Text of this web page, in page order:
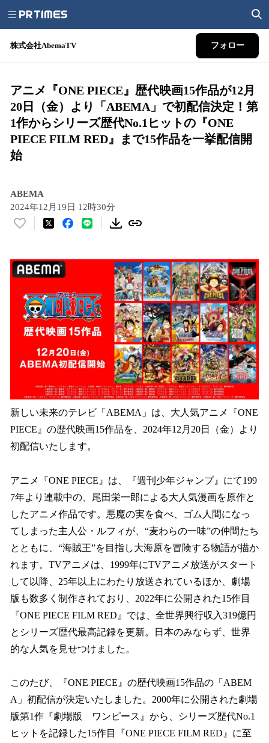
株式会社AbemaTV フォロー
アニメ『ONE PIECE』歴代映画15作品が12月
20日（金）より「ABEMA」で初配信決定！第
1作からシリーズ歴代No.1ヒットの『ONE
PIECE FILM RED』まで15作品を一挙配信開
始
ABEMA
2024年12月19日 12時30分
い
！
数
を
読
み
込
で
新しい未来のテレビ「ABEMA」は、大人気アニメ『ONE
PIECE』の歴代映画15作品を、2024年12月20日（金）より
初配信いたします。
アニメ『ONE PIECE』は、『週刊少年ジャンプ』にて199
7年より連載中の、尾田栄一郎による大人気漫画を原作と
したアニメ作品です。悪魔の実を食べ、ゴム人間になっ
てしまった主人公・ルフィが、“麦わらの一味”の仲間たち
とともに、“海賊王”を目指し大海原を冒険する物語が描か
れます。TVアニメは、1999年にTVアニメ放送がスタート
して以降、25年以上にわたり放送されているほか、劇場
版も数多く制作されており、2022年に公開された15作目
『ONE PIECE FILM RED』では、全世界興行収入319億円
とシリーズ歴代最高記録を更新。日本のみならず、世界
的な人気を見せつけました。
このたび、『ONE PIECE』の歴代映画15作品の「ABEM
A」初配信が決定いたしました。2000年に公開された劇場
版第1作『劇場版 ワンピース』から、シリーズ歴代No.1
ヒットを記録した15作目『ONE PIECE FILM RED』に至